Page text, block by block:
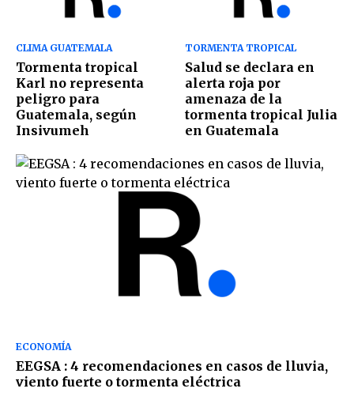
CLIMA GUATEMALA
Tormenta tropical
Karl no representa
peligro para
Guatemala, según
Insivumeh
TORMENTA TROPICAL
Salud se declara en
alerta roja por
amenaza de la
tormenta tropical Julia
en Guatemala
ECONOMÍA
EEGSA : 4 recomendaciones en casos de lluvia,
viento fuerte o tormenta eléctrica